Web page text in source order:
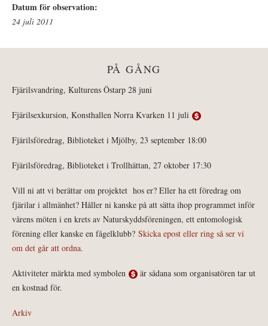
Datum för observation:
24 juli 2011
PÅ GÅNG
Fjärilsvandring, Kulturens Östarp 28 juni
Fjärilsexkursion, Konsthallen Norra Kvarken 11 juli
Fjärilsföredrag, Biblioteket i Mjölby, 23 september 18:00
Fjärilsföredrag, Biblioteket i Trollhättan, 27 oktober 17:30
Vill ni att vi berättar om projektet hos er? Eller ha ett föredrag om
fjärilar i allmänhet? Håller ni kanske på att sätta ihop programmet inför
vårens möten i en krets av Naturskyddsföreningen, ett entomologisk
förening eller kanske en fågelklubb? Skicka epost eller ring så ser vi
om det går att ordna.
Aktiviteter märkta med symbolen
är sådana som organisatören tar ut
en kostnad för.
Arkiv